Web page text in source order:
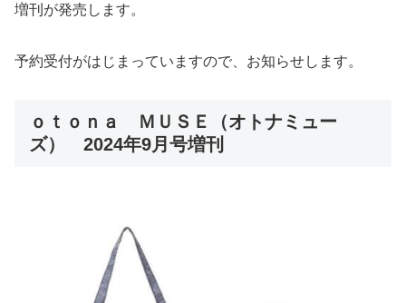
増刊が発売します。
予約受付がはじまっていますので、お知らせします。
ｏｔｏｎａ ＭＵＳＥ（オトナミュー
ズ） 2024年9月号増刊